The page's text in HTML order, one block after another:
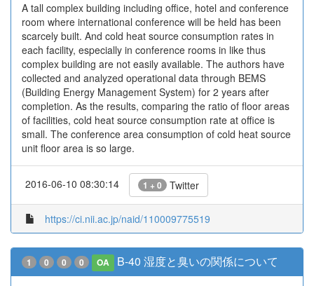
A tall complex building including office, hotel and conference
room where international conference will be held has been
scarcely built. And cold heat source consumption rates in
each facility, especially in conference rooms in like thus
complex building are not easily available. The authors have
collected and analyzed operational data through BEMS
(Building Energy Management System) for 2 years after
completion. As the results, comparing the ratio of floor areas
of facilities, cold heat source consumption rate at office is
small. The conference area consumption of cold heat source
unit floor area is so large.
2016-06-10 08:30:14 1 + 0 Twitter
https://ci.nii.ac.jp/naid/110009775519
1 0 0 0 OA B-40 湿度と臭いの関係について